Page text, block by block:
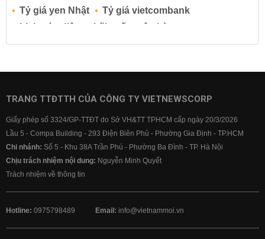
Tỷ giá yen Nhật
Tỷ giá vietcombank
Lịch cúp điện
Lãi suất ngân hàng
Lãi suất tiết kiệm
Lãi suất tiền gửi
Lãi suất ngân hàng BIDV
Lãi suất ngân hàng Vietcombank
TRANG TTĐTTH CỦA CÔNG TY VIETNEWSCORP
Giấy phép số 3324/GP-TTĐT do Sở VH&TT TPHCM cấp ngày 20/3/2026
Lầu 5 - Compa Building - 293 Điện Biên Phủ - Phường Gia Định - TP.HCM
Chi nhánh: Số 5 - Khu 38A Trần Phú - Phường Ba Đình - TP. Hà Nội
Chịu trách nhiệm nội dung: Nguyễn Minh Quyết
Trách nhiệm về thông tin
Hotline: 0975798489 Email: info@vietnammoi.vn